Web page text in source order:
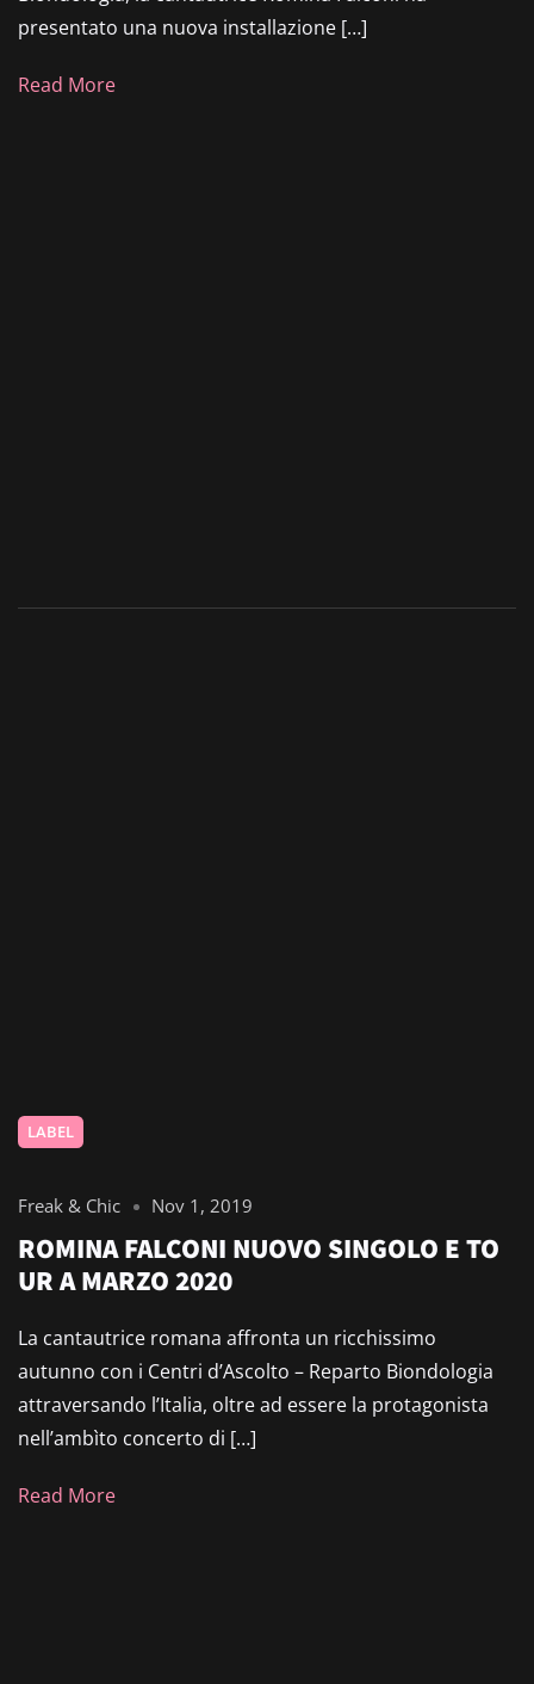
presentato una nuova installazione […]
Read More
LABEL
Freak & Chic Nov 1, 2019
ROMINA FALCONI NUOVO SINGOLO E TO
UR A MARZO 2020
La cantautrice romana affronta un ricchissimo
autunno con i Centri d’Ascolto – Reparto Biondologia
attraversando l’Italia, oltre ad essere la protagonista
nell’ambìto concerto di […]
Read More